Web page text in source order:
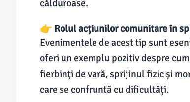
călduroase.
👉 Rolul acțiunilor comunitare în
Evenimentele de acest tip sunt
oferi un exemplu pozitiv despre
fierbinți de vară, sprijinul fizic și
care se confruntă cu dificultăți.